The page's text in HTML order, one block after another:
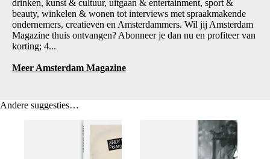
drinken, kunst & cultuur, uitgaan & entertainment, sport &
beauty, winkelen & wonen tot interviews met spraakmakende
ondernemers, creatieven en Amsterdammers. Wil jij Amsterdam
Magazine thuis ontvangen? Abonneer je dan nu en profiteer van
korting; 4...
Meer Amsterdam Magazine
Andere suggesties…